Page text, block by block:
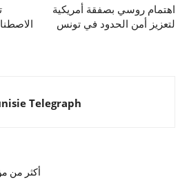
اهتمام روسي بصفقة أمريكية
لتعزيز أمن الحدود في تونس
Telegraph
أكثر من